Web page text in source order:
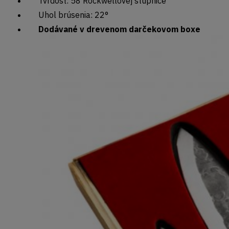
Uhol brúsenia: 22°
Dodávané v drevenom darčekovom boxe